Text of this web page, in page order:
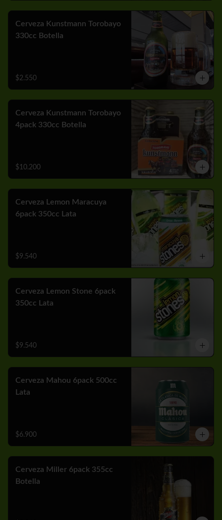
Cerveza Kunstmann Torobayo
330cc Botella
$2.550
Cerveza Kunstmann Torobayo
4pack 330cc Botella
$10.200
Cerveza Lemon Maracuya
6pack 350cc Lata
$9.540
Cerveza Lemon Stone 6pack
350cc Lata
$9.540
Cerveza Mahou 6pack 500cc
Lata
$6.900
Cerveza Miller 6pack 355cc
Botella